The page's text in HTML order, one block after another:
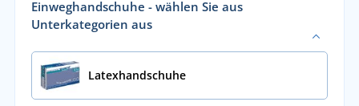
Einweghandschuhe - wählen Sie aus
Unterkategorien aus
Latexhandschuhe